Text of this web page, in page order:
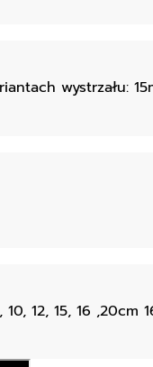
wystrzału:
12, 15, 16 ,20cm